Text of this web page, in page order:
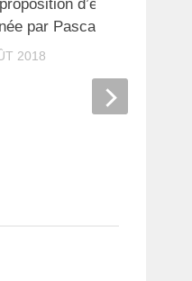
d’écriture créative
par Pascal Perrat
2018